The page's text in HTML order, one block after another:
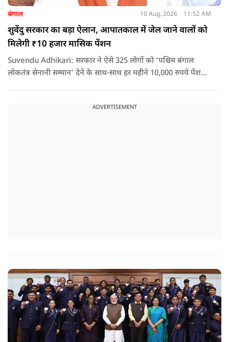
बंगाल 10 Aug, 2026 11:52 AM
शुवेंदु सरकार का बड़ा ऐलान, आपातकाल में जेल जाने वालों को
मिलेगी ₹10 हजार मासिक पेंशन
Suvendu Adhikari: सरकार ने ऐसे 325 लोगों को ‘पश्चिम बंगाल
लोकतंत्र सेनानी सम्मान’ देने के साथ-साथ हर महीने 10,000 रुपये पेंशन
ADVERTISEMENT